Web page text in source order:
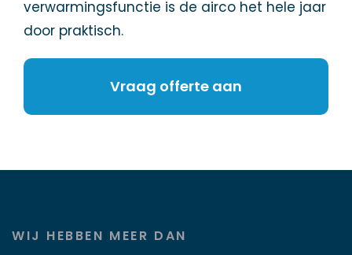
verwarmingsfunctie is de airco het hele jaar
door praktisch.
Vraag offerte aan
WIJ HEBBEN MEER DAN